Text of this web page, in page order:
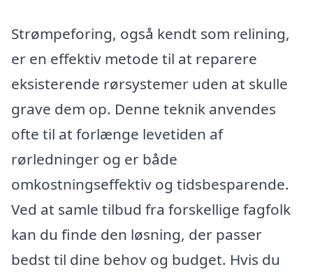
Strømpeforing, også kendt som relining,
er en effektiv metode til at reparere
eksisterende rørsystemer uden at skulle
grave dem op. Denne teknik anvendes
ofte til at forlænge levetiden af
rørledninger og er både
omkostningseffektiv og tidsbesparende.
Ved at samle tilbud fra forskellige fagfolk
kan du finde den løsning, der passer
bedst til dine behov og budget. Hvis du